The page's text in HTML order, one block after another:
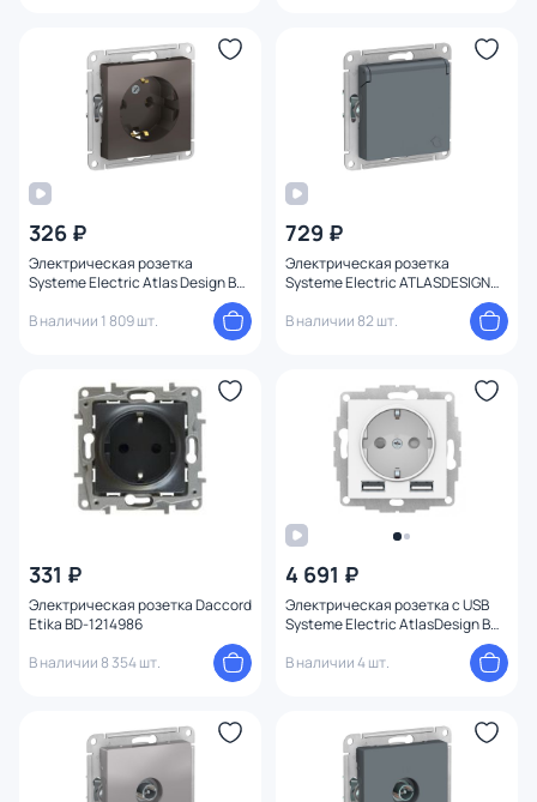
326 ₽
Электрическая розетка
Systeme Electric Atlas Design BD-
В наличии 1 809 шт.
729 ₽
Электрическая розетка
Systeme Electric ATLASDESIGN
В наличии 82 шт.
331 ₽
Электрическая розетка Daccord
Etika BD-1214986
В наличии 8 354 шт.
4 691 ₽
Электрическая розетка с USB
Systeme Electric AtlasDesign BD-
В наличии 4 шт.